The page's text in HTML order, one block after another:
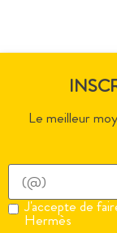
Le meilleur
J'accepte de
Hermès